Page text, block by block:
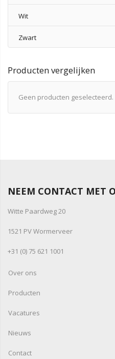
Wit
Zwart
Producten vergelijken
Geen producten geselecteerd.
NEEM CONTACT MET
Witte Paardweg 20
1521 PV Wormerveer
+31 (0) 75 621 1001
Over ons
Producten
Vacatures
Nieuws
Contact